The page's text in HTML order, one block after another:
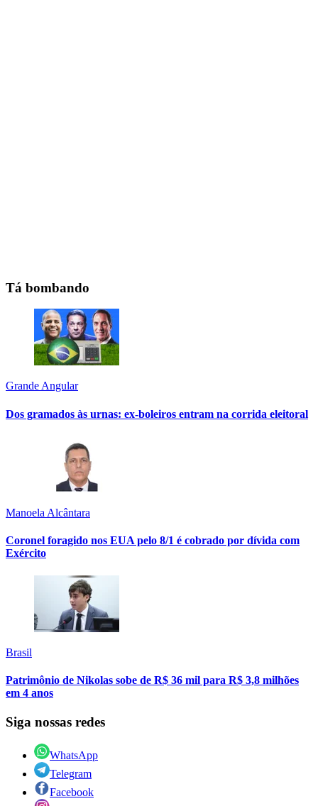
Tá bombando
Grande Angular
Dos gramados às urnas: ex-boleiros entram na corrida eleitoral
Manoela Alcântara
Coronel foragido nos EUA pelo 8/1 é cobrado por dívida com
Exército
Brasil
Patrimônio de Nikolas sobe de R$ 36 mil para R$ 3,8 milhões
em 4 anos
Siga nossas redes
WhatsApp
Telegram
Facebook